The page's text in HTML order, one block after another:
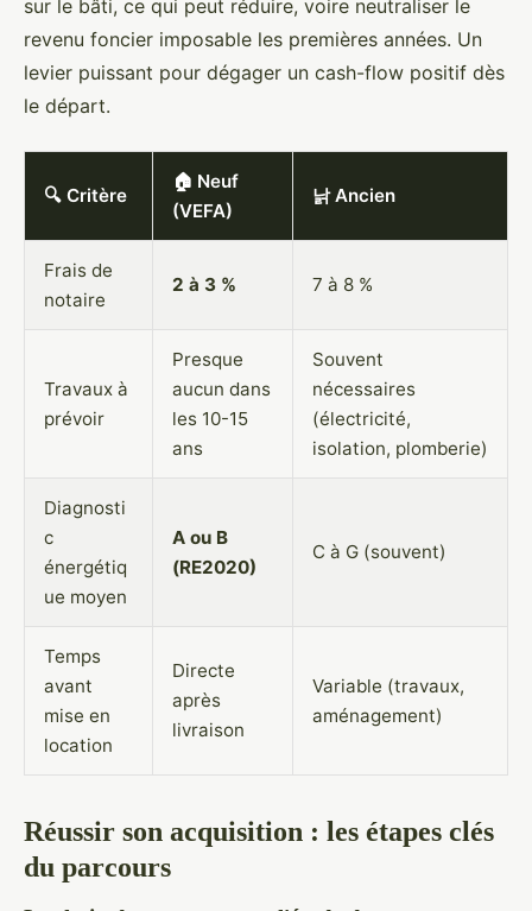
sur le bâti, ce qui peut réduire, voire neutraliser le
revenu foncier imposable les premières années. Un
levier puissant pour dégager un cash-flow positif dès
le départ.
🔍 Critère
🏠 Neuf
(VEFA)
낡 Ancien
Frais de
notaire
2 à 3 % 7 à 8 %
Travaux à
prévoir
Presque
aucun dans
les 10-15
ans
Souvent
nécessaires
(électricité,
isolation, plomberie)
Diagnosti
c
énergétiq
ue moyen
A ou B
(RE2020)
C à G (souvent)
Temps
avant
mise en
location
Directe
après
livraison
Variable (travaux,
aménagement)
Réussir son acquisition : les étapes clés
du parcours